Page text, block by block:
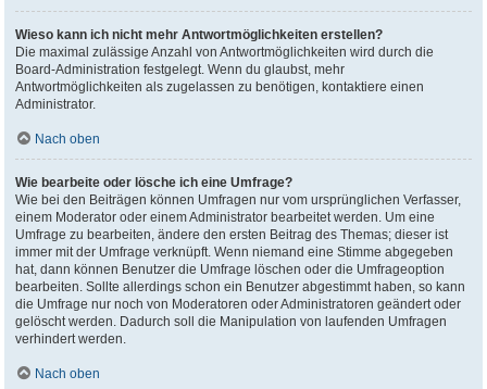
Wieso kann ich nicht mehr Antwortmöglichkeiten erstellen?
Die maximal zulässige Anzahl von Antwortmöglichkeiten wird durch die
Board-Administration festgelegt. Wenn du glaubst, mehr
Antwortmöglichkeiten als zugelassen zu benötigen, kontaktiere einen
Administrator.
Nach oben
Wie bearbeite oder lösche ich eine Umfrage?
Wie bei den Beiträgen können Umfragen nur vom ursprünglichen Verfasser,
einem Moderator oder einem Administrator bearbeitet werden. Um eine
Umfrage zu bearbeiten, ändere den ersten Beitrag des Themas; dieser ist
immer mit der Umfrage verknüpft. Wenn niemand eine Stimme abgegeben
hat, dann können Benutzer die Umfrage löschen oder die Umfrageoption
bearbeiten. Sollte allerdings schon ein Benutzer abgestimmt haben, so kann
die Umfrage nur noch von Moderatoren oder Administratoren geändert oder
gelöscht werden. Dadurch soll die Manipulation von laufenden Umfragen
verhindert werden.
Nach oben